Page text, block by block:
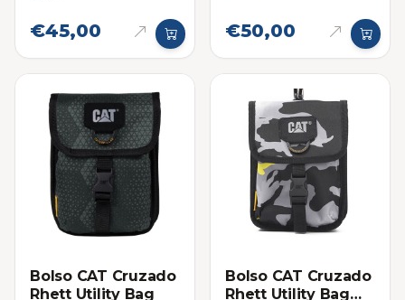
€45,00 €50,00
Bolso CAT Cruzado
Rhett Utility Bag
Bolso CAT Cruzado
Rhett Utility Bag